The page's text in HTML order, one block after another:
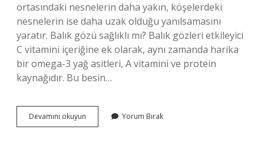
ortasındaki nesnelerin daha yakın, köşelerdeki
nesnelerin ise daha uzak olduğu yanılsamasını
yaratır. Balık gözü sağlıklı mı? Balık gözleri etkileyici
C vitamini içeriğine ek olarak, aynı zamanda harika
bir omega-3 yağ asitleri, A vitamini ve protein
kaynağıdır. Bu besin…
Devamını okuyun
Göz
Yorum Bırak